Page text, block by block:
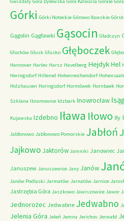
Górki Górki Noteckie Górowo Iławskie
Gągolin Gągławki Gąsocin Gładczyn
Głuchów Głusk Głusko Głęboczek
Hannover Harlev Harsz Havelberg HejdykHel
Heringsdorf Hillerod Hohenreichendorf
Holzhausen Horingsdorf Hormówek Hornbaek
Szklana Ibramowice Idzbark Inowrocław
Kujawska Izdebno Iława Iłowo Iły
Jabłonowo Jabłonowo Pomorskie Jabłoń
Jajkowo Jaktorów Jamniki Janowiec
Januszew Januszewice Jany Janów
Janów Podlaski Jarmatów Jarnatów Jarnice
Jastrzębia Góra Jaszkowo Jawiszowice Jawor
Jednorożec Jedwabne Jedwabno
Jelenia Góra Jeleń Jemna Jerichov Jerwałd